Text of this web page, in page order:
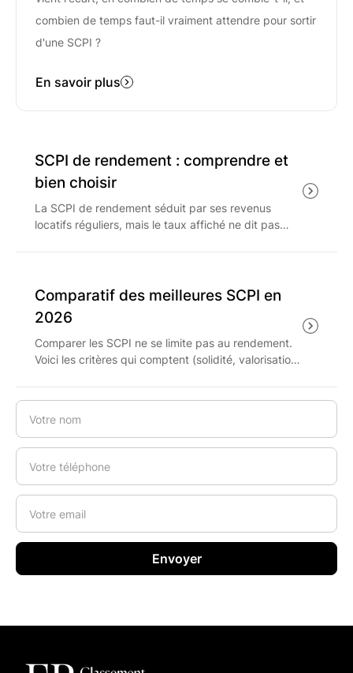
combien de temps faut-il vraiment attendre pour sortir
d'une SCPI ?
En savoir plus
SCPI de rendement : comprendre et
bien choisir
La SCPI de rendement séduit par ses revenus
locatifs réguliers, mais le taux affiché ne dit pas
Comparatif des meilleures SCPI en
2026
Comparer les SCPI ne se limite pas au rendement.
Voici les critères qui comptent (solidité, valorisation,